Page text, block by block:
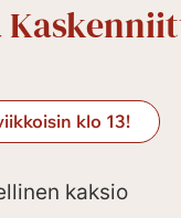
klo 13!
kaksio